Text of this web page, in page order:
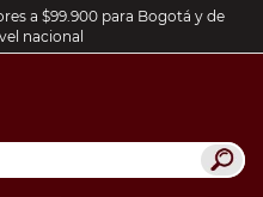
a $99.900 para Bogotá y de
nacional